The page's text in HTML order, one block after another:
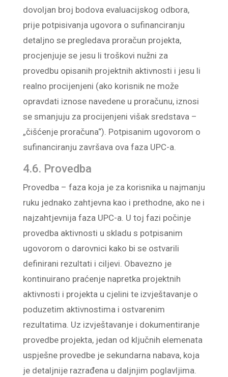
dovoljan broj bodova evaluacijskog odbora,
prije potpisivanja ugovora o sufinanciranju
detaljno se pregledava proračun projekta,
procjenjuje se jesu li troškovi nužni za
provedbu opisanih projektnih aktivnosti i jesu li
realno procijenjeni (ako korisnik ne može
opravdati iznose navedene u proračunu, iznosi
se smanjuju za procijenjeni višak sredstava –
„čišćenje proračuna“). Potpisanim ugovorom o
sufinanciranju završava ova faza UPC-a.
4.6. Provedba
Provedba – faza koja je za korisnika u najmanju
ruku jednako zahtjevna kao i prethodne, ako ne i
najzahtjevnija faza UPC-a. U toj fazi počinje
provedba aktivnosti u skladu s potpisanim
ugovorom o darovnici kako bi se ostvarili
definirani rezultati i ciljevi. Obavezno je
kontinuirano praćenje napretka projektnih
aktivnosti i projekta u cjelini te izvještavanje o
poduzetim aktivnostima i ostvarenim
rezultatima. Uz izvještavanje i dokumentiranje
provedbe projekta, jedan od ključnih elemenata
uspješne provedbe je sekundarna nabava, koja
je detaljnije razrađena u daljnjim poglavljima.